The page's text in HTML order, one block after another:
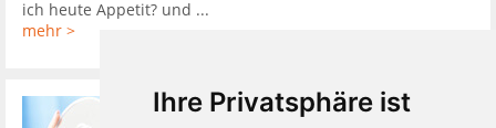
Ihre Privatsphäre ist
ich heute Appetit? und ...
mehr >